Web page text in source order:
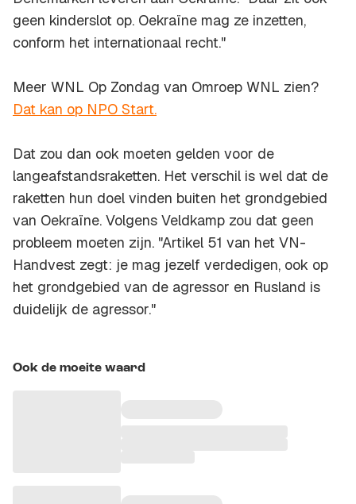
geen kinderslot op. Oekraïne mag ze inzetten,
conform het internationaal recht."
Meer WNL Op Zondag van Omroep WNL zien?
Dat kan op NPO Start.
Dat zou dan ook moeten gelden voor de
langeafstandsraketten. Het verschil is wel dat de
raketten hun doel vinden buiten het grondgebied
van Oekraïne. Volgens Veldkamp zou dat geen
probleem moeten zijn. "Artikel 51 van het VN-
Handvest zegt: je mag jezelf verdedigen, ook op
het grondgebied van de agressor en Rusland is
duidelijk de agressor."
Ook de moeite waard